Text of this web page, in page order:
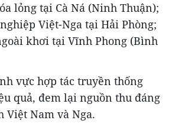
lỏng tại Cà Ná (Ninh Thuận);
Việt-Nga tại Hải Phòng;
khơi tại Vĩnh Phong (Bình
vực hợp tác truyền thống
quả, đem lại nguồn thu đáng
Việt Nam và Nga.